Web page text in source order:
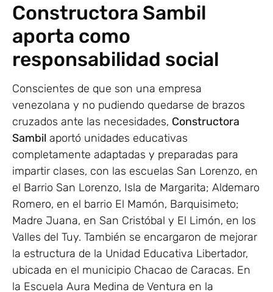
Constructora Sambil
aporta como
responsabilidad social
Conscientes de que son una empresa
venezolana y no pudiendo quedarse de brazos
cruzados ante las necesidades, Constructora
Sambil aportó unidades educativas
completamente adaptadas y preparadas para
impartir clases, con las escuelas San Lorenzo, en
el Barrio San Lorenzo, Isla de Margarita; Aldemaro
Romero, en el barrio El Mamón, Barquisimeto;
Madre Juana, en San Cristóbal y El Limón, en los
Valles del Tuy. También se encargaron de mejorar
la estructura de la Unidad Educativa Libertador,
ubicada en el municipio Chacao de Caracas. En
la Escuela Aura Medina de Ventura en la